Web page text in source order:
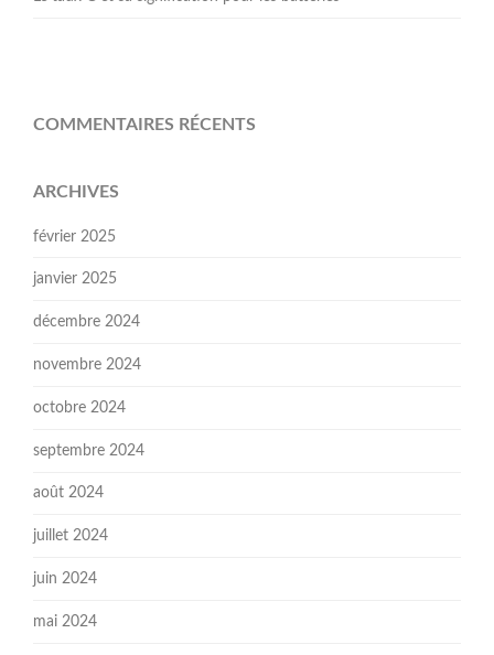
COMMENTAIRES RÉCENTS
ARCHIVES
février 2025
janvier 2025
décembre 2024
novembre 2024
octobre 2024
septembre 2024
août 2024
juillet 2024
juin 2024
mai 2024